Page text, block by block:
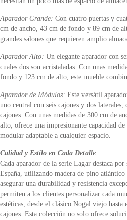
Aparador Grande: Con cuatro puertas y
cm de ancho, 43 cm de fondo y 89 cm de
grandes salones que requieren amplio
Aparador Alto: Un elegante aparador con
cuales dos son acristaladas. Con unas
fondo y 123 cm de alto, este mueble
Aparador de Módulos: Este versátil
uno central con seis cajones y dos laterales,
cajones. Con unas medidas de 300 cm de
alto, ofrece una impresionante capacidad
modular adaptable a cualquier espacio.
Calidad y Estilo en Cada Detalle
Cada aparador de la serie Lagar destaca
España, utilizando madera de pino
asegurar una durabilidad y resistencia
permiten a los clientes personalizar cada
estéticas, desde el clásico Nogal viejo
cajones. Esta colección no solo ofrece